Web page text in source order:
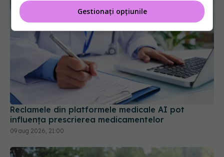
Reclamele din platformele medicale AI pot
influența prescrierea medicamentelor
09 aug 2026, 21:00
Gestionați opțiunile